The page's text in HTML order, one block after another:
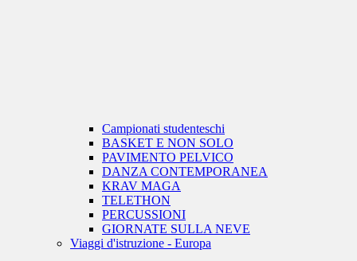
Campionati studenteschi
BASKET E NON SOLO
PAVIMENTO PELVICO
DANZA CONTEMPORANEA
KRAV MAGA
TELETHON
PERCUSSIONI
GIORNATE SULLA NEVE
Viaggi d'istruzione - Europa